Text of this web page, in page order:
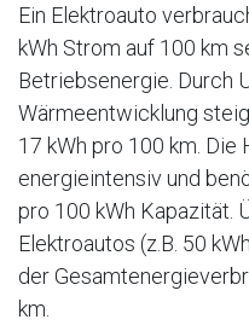
Ein Elektroauto
kWh Strom auf 100 km
Betriebsenergie. Durch
Wärmeentwicklung
17 kWh pro 100 km.
energieintensiv und
pro 100 kWh Kapazität.
Elektroautos (z.B. 50
der
km.